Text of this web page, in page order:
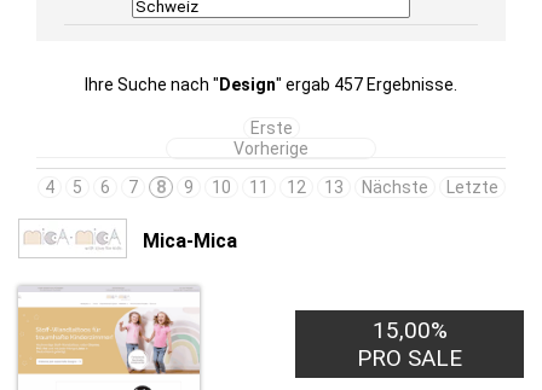
Ihre Suche nach " Design" ergab 457 Ergebnisse.
Erste
Vorherige
4
5 6 7 8 9 10 11 12 13 Nächste Letzte
Mica-Mica
15,00%
PRO SALE